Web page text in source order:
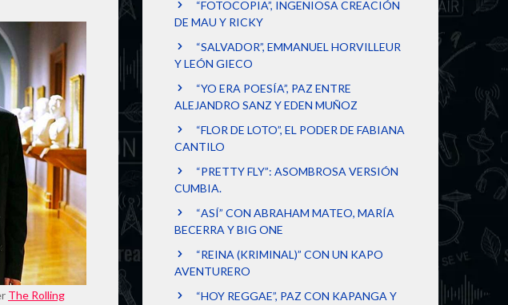
The Rolling
“FOTOCOPIA”, INGENIOSA CREACIÓN
DE MAU Y RICKY
“SALVADOR”, EMMANUEL HORVILLEUR
Y LEÓN GIECO
“YO ERA POESÍA”, PAZ ENTRE
ALEJANDRO SANZ Y EDEN MUÑOZ
“FLOR DE LOTO”, EL PODER DE FABIANA
CANTILO
“PRETTY FLY”: ASOMBROSA VERSIÓN
CUMBIA.
“ASÍ” CON ABRAHAM MATEO, MARÍA
BECERRA Y BIG ONE
“REINA (KRIMINAL)” CON UN KAPO
AVENTURERO
“HOY REGGAE”, PAZ CON KAPANGA Y